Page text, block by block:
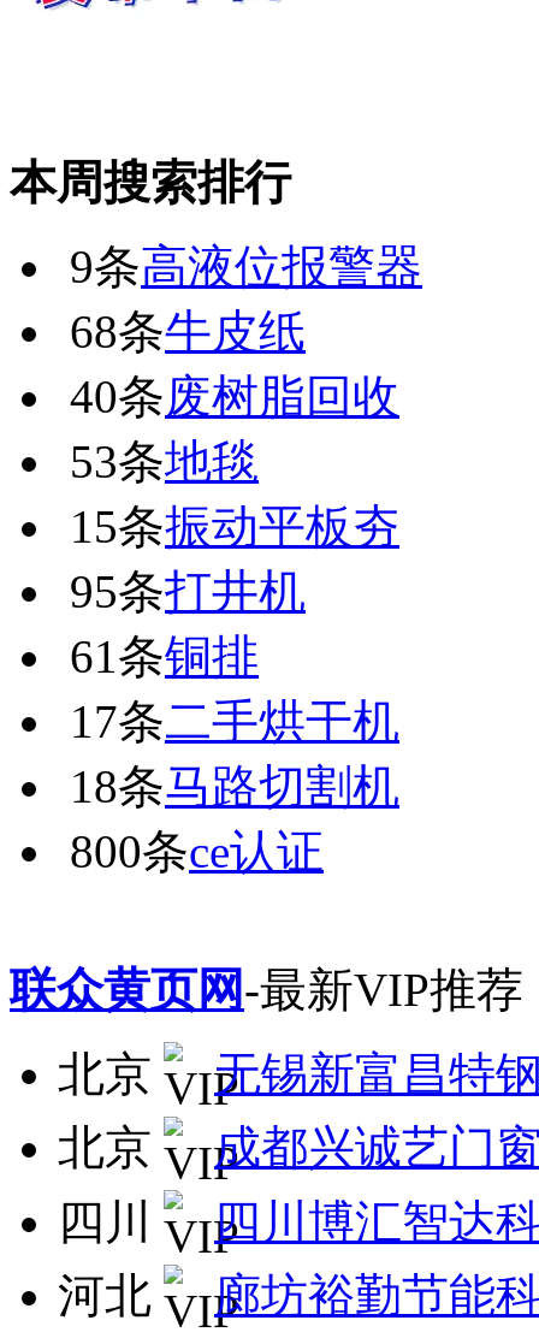
本周搜索排行
9条高液位报警器
68条牛皮纸
40条废树脂回收
53条地毯
15条振动平板夯
95条打井机
61条铜排
17条二手烘干机
18条马路切割机
800条ce认证
联众黄页网-最新VIP推荐
北京
无锡新富昌特
北京
成都兴诚艺门
四川
四川博汇智达
河北
廊坊裕勤节能